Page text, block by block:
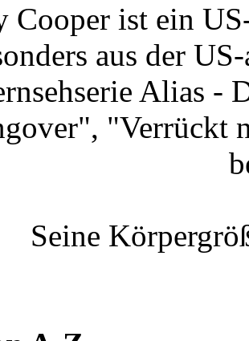
Cooper ist ein
aus der
Alias -
"Verrückt
Seine